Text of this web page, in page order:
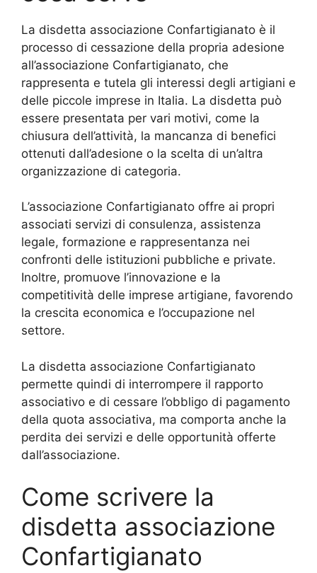
La disdetta associazione Confartigianato è il
processo di cessazione della propria adesione
all’associazione Confartigianato, che
rappresenta e tutela gli interessi degli artigiani e
delle piccole imprese in Italia. La disdetta può
essere presentata per vari motivi, come la
chiusura dell’attività, la mancanza di benefici
ottenuti dall’adesione o la scelta di un’altra
organizzazione di categoria.
L’associazione Confartigianato offre ai propri
associati servizi di consulenza, assistenza
legale, formazione e rappresentanza nei
confronti delle istituzioni pubbliche e private.
Inoltre, promuove l’innovazione e la
competitività delle imprese artigiane, favorendo
la crescita economica e l’occupazione nel
settore.
La disdetta associazione Confartigianato
permette quindi di interrompere il rapporto
associativo e di cessare l’obbligo di pagamento
della quota associativa, ma comporta anche la
perdita dei servizi e delle opportunità offerte
dall’associazione.
Come scrivere la
disdetta associazione
Confartigianato